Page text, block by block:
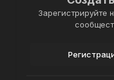
Зарегистрируйте